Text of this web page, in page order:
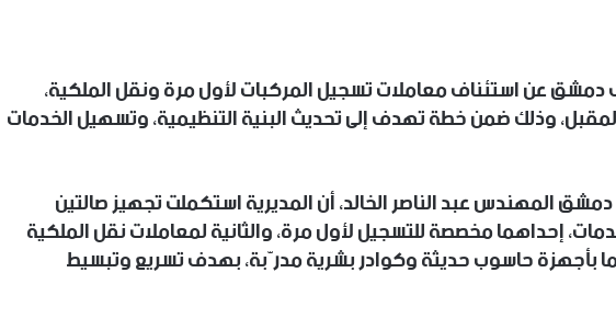
دمشق عن استئناف معاملات تسجيل المركبات لأول مرة ونقل الملكية،
وذلك ضمن خطة تهدف إلى تحديث البنية التنظيمية، وتسهيل الخدمات
المهندس عبد الناصر الخالد، أن المديرية استكملت تجهيز صالتين
إحداهما مخصصة للتسجيل لأول مرة، والثانية لمعاملات نقل الملكية
بأجهزة حاسوب حديثة وكوادر بشرية مدرّبة، بهدف تسريع وتبسيط